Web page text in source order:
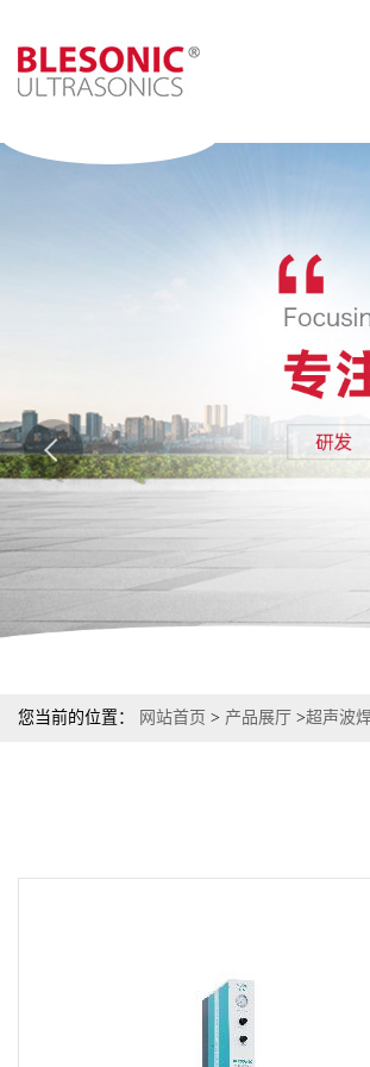
您当前的位置： 网站首页 > 产品展厅 >超声波